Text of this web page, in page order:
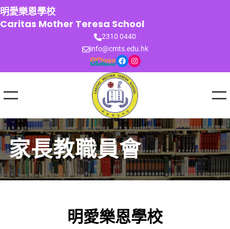
跳
至
主
明愛樂恩學校
Caritas Mother Teresa School
2310 0440
info@cmts.edu.hk
Facebook Instagram
家長教職員會
明愛樂恩學校